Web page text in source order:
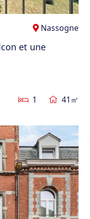
Nassogne
et une
1 41㎡